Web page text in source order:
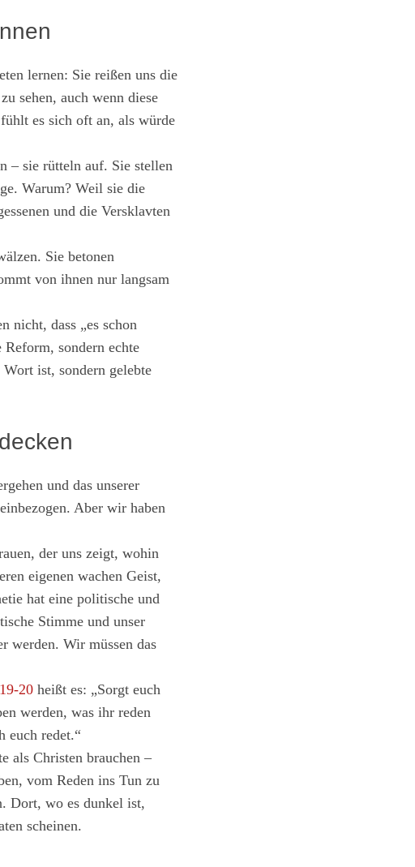
lernen: Sie reißen uns die
sehen, auch wenn diese
es sich oft an, als würde
– sie rütteln auf. Sie stellen
Warum? Weil sie die
und die Versklavten
Sie betonen
von ihnen nur langsam
nicht, dass „es schon
sondern echte
ist, sondern gelebte
und das unserer
Aber wir haben
der uns zeigt, wohin
eigenen wachen Geist,
hat eine politische und
Stimme und unser
werden. Wir müssen das
20 heißt es: „Sorgt euch
werden, was ihr reden
euch redet.“
als Christen brauchen –
vom Reden ins Tun zu
Dort, wo es dunkel ist,
scheinen.